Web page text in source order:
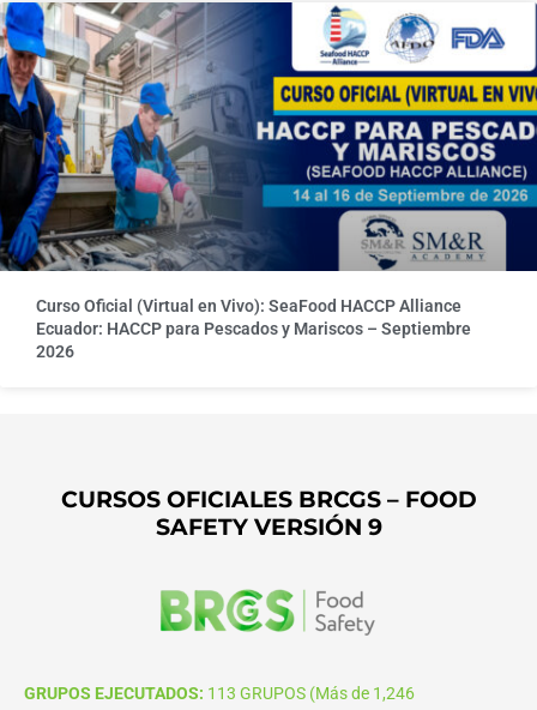
Curso Oficial (Virtual en Vivo): SeaFood HACCP Alliance
Ecuador: HACCP para Pescados y Mariscos – Septiembre
2026
CURSOS OFICIALES BRCGS – FOOD
SAFETY VERSIÓN 9
GRUPOS EJECUTADOS: 113 GRUPOS (Más de 1,246